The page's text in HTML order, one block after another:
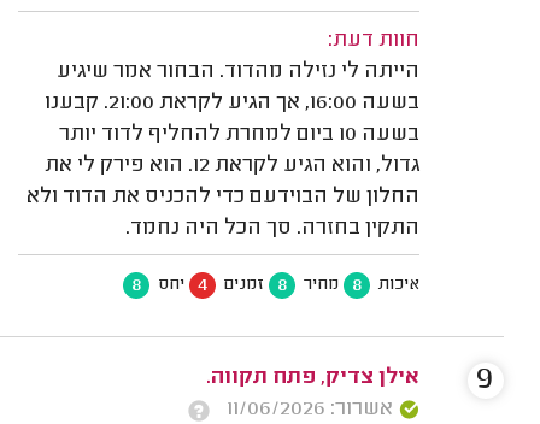
חוות דעת:
הייתה לי נזילה מהדוד. הבחור אמר שיגיע
בשעה 16:00, אך הגיע לקראת 21:00. קבענו
בשעה 10 ביום למחרת להחליף לדוד יותר
גדול, והוא הגיע לקראת 12. הוא פירק לי את
החלון של הבוידעם כדי להכניס את הדוד ולא
התקין בחזרה. סך הכל היה נחמד.
איכות 8 מחיר 8 זמנים 4 יחס 8
אילן צדיק, פתח תקווה.
אשרור: 11/06/2026
9